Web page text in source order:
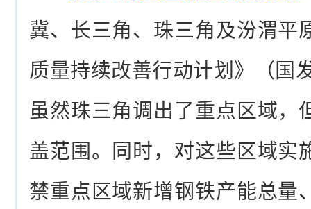
冀、长三角、珠三角及汾渭平
质量持续改善行动计划》（国
虽然珠三角调出了重点区域，
盖范围。同时，对这些区域
禁重点区域新增钢铁产能总量